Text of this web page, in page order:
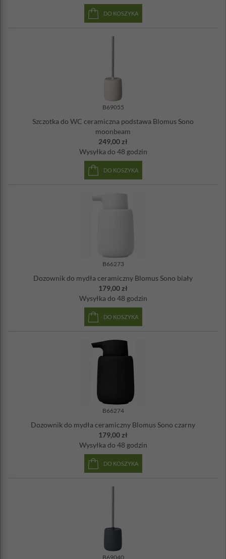
DO KOSZYKA
B69055
Szczotka do WC ceramiczna podstawa Blomus Sono
moonbeam
249,00 zł
Wysyłka do 48 godzin
DO KOSZYKA
B66273
Dozownik do mydła ceramiczny Blomus Sono biały
179,00 zł
Wysyłka do 48 godzin
DO KOSZYKA
B66274
Dozownik do mydła ceramiczny Blomus Sono czarny
179,00 zł
Wysyłka do 48 godzin
DO KOSZYKA
B69040